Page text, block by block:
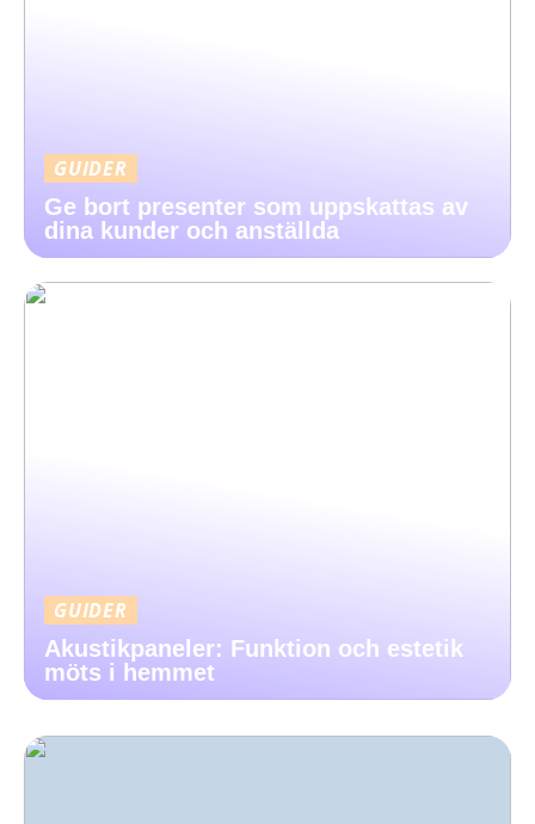
GUIDER
Ge bort presenter som uppskattas av
dina kunder och anställda
GUIDER
Akustikpaneler: Funktion och estetik
möts i hemmet